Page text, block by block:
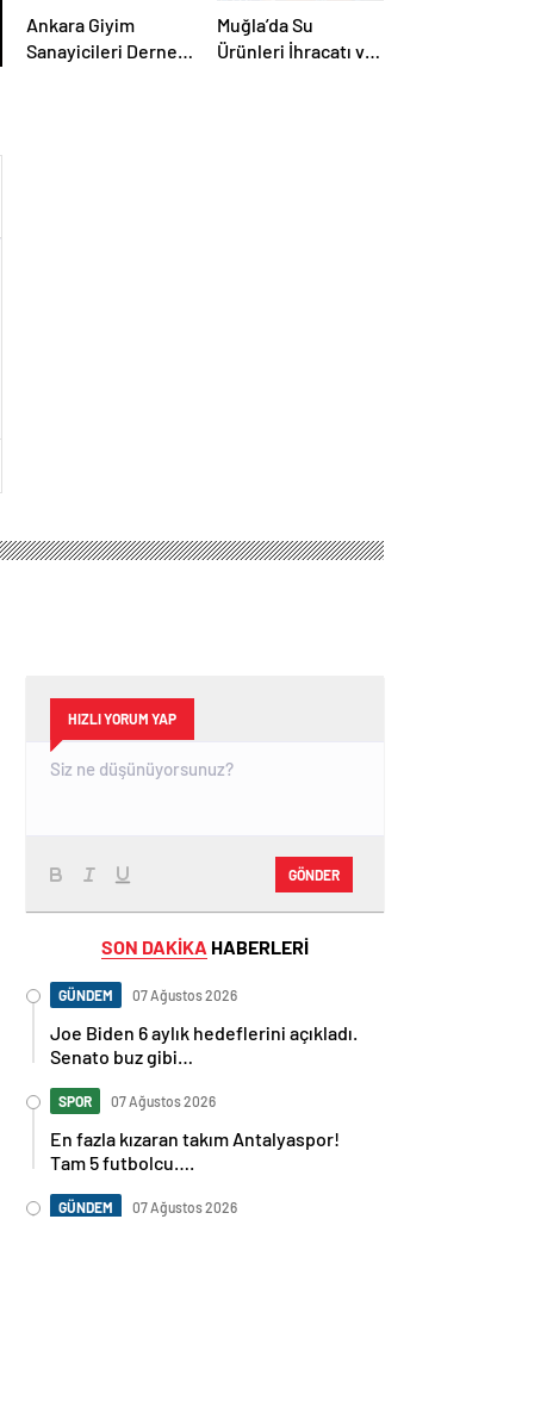
Ankara Giyim
Sanayicileri Derneği
Muğla’da Su
Ürünleri İhracatı ve
HIZLI YORUM YAP
GÖNDER
SON DAKİKA HABERLERİ
GÜNDEM 07 Ağustos 2026
Joe Biden 6 aylık hedeflerini açıkladı.
Senato buz gibi…
SPOR 07 Ağustos 2026
En fazla kızaran takım Antalyaspor!
Tam 5 futbolcu….
GÜNDEM 07 Ağustos 2026